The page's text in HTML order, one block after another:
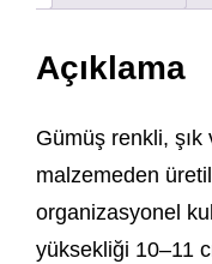
Açıklama
Gümüş renkli, şık
malzemeden
organizasyonel
yüksekliği 10–11